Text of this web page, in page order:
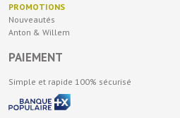
PROMOTIONS
Nouveautés
Anton & Willem
PAIEMENT
Simple et rapide 100% sécurisé